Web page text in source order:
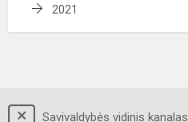
2021
Savivaldybės vidinis kanalas